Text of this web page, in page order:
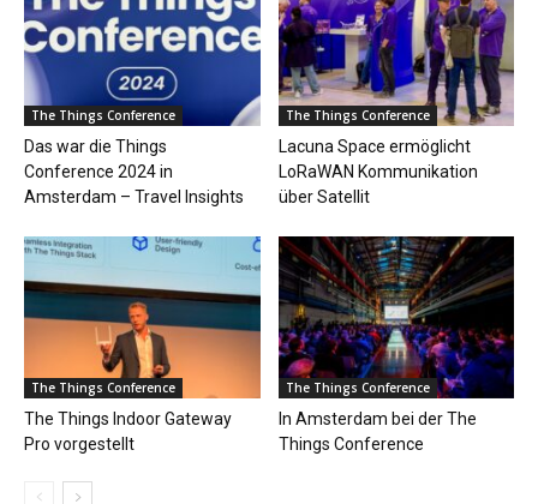
The Things Conference
Das war die Things
Conference 2024 in
Amsterdam – Travel Insights
The Things Conference
Lacuna Space ermöglicht
LoRaWAN Kommunikation
über Satellit
The Things Conference
The Things Indoor Gateway
Pro vorgestellt
The Things Conference
In Amsterdam bei der The
Things Conference